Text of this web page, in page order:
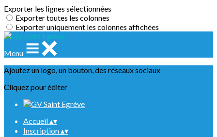
Exporter les lignes sélectionnées
Exporter toutes les colonnes
Exporter uniquement les colonnes affichées
Menu
Ajoutez un logo, un bouton, des réseaux sociaux
Cliquez pour éditer
Accueil▴▾
Inscription▴▾